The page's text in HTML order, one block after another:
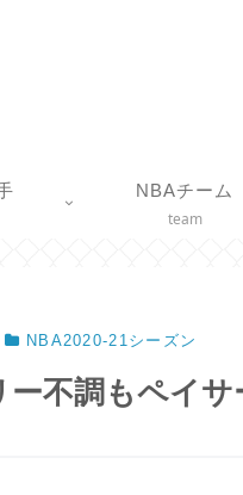
NBAチーム
team
NBA2020-21シーズン
不調もペイ